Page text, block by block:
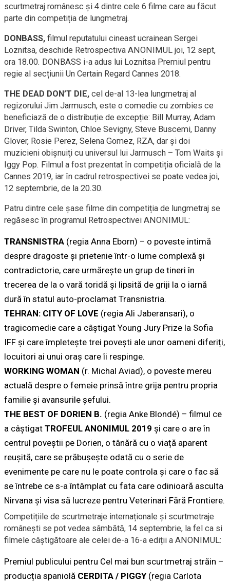
scurtmetraj românesc și 4 dintre cele 6 filme care au făcut
parte din competiția de lungmetraj.
DONBASS, filmul reputatului cineast ucrainean Sergei
Loznitsa, deschide Retrospectiva ANONIMUL joi, 12 sept,
ora 18.00. DONBASS i-a adus lui Loznitsa Premiul pentru
regie al secțiunii Un Certain Regard Cannes 2018.
THE DEAD DON’T DIE, cel de-al 13-lea lungmetraj al
regizorului Jim Jarmusch, este o comedie cu zombies ce
beneficiază de o distribuție de excepție: Bill Murray, Adam
Driver, Tilda Swinton, Chloe Sevigny, Steve Buscemi, Danny
Glover, Rosie Perez, Selena Gomez, RZA, dar şi doi
muzicieni obişnuiţi cu universul lui Jarmusch – Tom Waits şi
Iggy Pop. Filmul a fost prezentat în competiția oficială de la
Cannes 2019, iar în cadrul retrospectivei se poate vedea joi,
12 septembrie, de la 20.30.
Patru dintre cele șase filme din competiția de lungmetraj se
regăsesc în programul Retrospectivei ANONIMUL:
TRANSNISTRA (regia Anna Eborn) – o poveste intimă
despre dragoste și prietenie într-o lume complexă și
contradictorie, care urmărește un grup de tineri în
trecerea de la o vară toridă și lipsită de griji la o iarnă
dură în statul auto-proclamat Transnistria.
TEHRAN: CITY OF LOVE (regia Ali Jaberansari), o
tragicomedie care a câștigat Young Jury Prize la Sofia
IFF și care împletește trei povești ale unor oameni diferiți,
locuitori ai unui oraș care îi respinge.
WORKING WOMAN (r. Michal Aviad), o poveste mereu
actuală despre o femeie prinsă între grija pentru propria
familie și avansurile șefului.
THE BEST OF DORIEN B. (regia Anke Blondé) – filmul ce
a câștigat TROFEUL ANONIMUL 2019 și care o are în
centrul poveștii pe Dorien, o tânără cu o viață aparent
reușită, care se prăbușește odată cu o serie de
evenimente pe care nu le poate controla și care o fac să
se întrebe ce s-a întâmplat cu fata care odinioară asculta
Nirvana și visa să lucreze pentru Veterinari Fără Frontiere.
Competițiile de scurtmetraje internaționale și scurtmetraje
românești se pot vedea sâmbătă, 14 septembrie, la fel ca si
filmele câștigătoare ale celei de-a 16-a ediții a ANONIMUL:
Premiul publicului pentru Cel mai bun scurtmetraj străin –
producția spaniolă CERDITA / PIGGY(regia Carlota